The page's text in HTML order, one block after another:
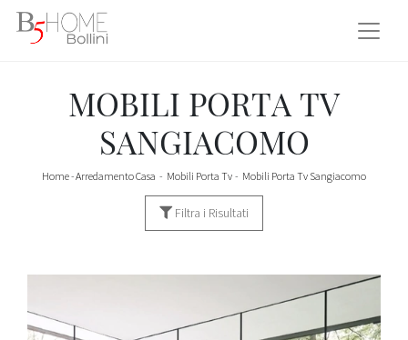
MOBILI PORTA TV
SANGIACOMO
Home-Arredamento Casa - Mobili Porta Tv - Mobili Porta Tv Sangiacomo
Filtra i Risultati